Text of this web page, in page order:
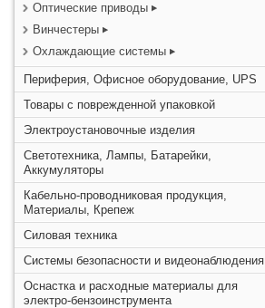
Оптические приводы
Винчестеры
Охлаждающие системы
Периферия, Офисное оборудование, UPS
Товары с поврежденной упаковкой
Электроустановочные изделия
Светотехника, Лампы, Батарейки,
Аккумуляторы
Кабельно-проводниковая продукция,
Материалы, Крепеж
Силовая техника
Системы безопасности и видеонаблюдения
Оснастка и расходные материалы для
электро-бензоинструмента